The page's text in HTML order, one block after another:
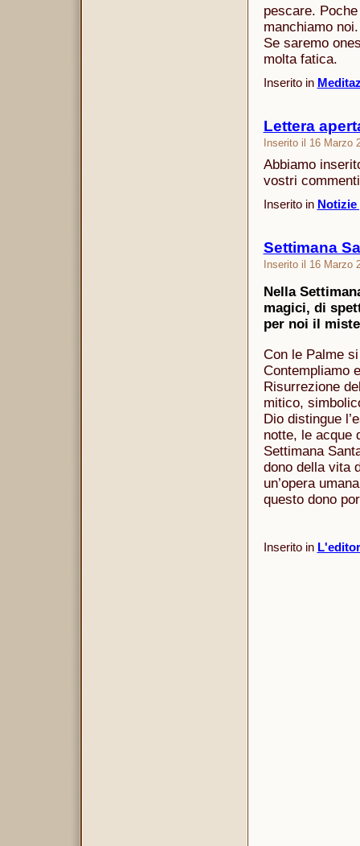
pescare.
manchiamo
Se saremo
molta fatica.
Inserito in
Lettera
Inserito il 16 Marzo
Abbiamo
vostri
Inserito in
Settimana
Inserito il 16 Marzo
Nella
magici, di
per noi il
Con le Palme
Contempliamo
Risurrezione
mitico,
Dio distingue
notte, le acque
Settimana
dono della vita
un’opera
questo dono
Inserito in